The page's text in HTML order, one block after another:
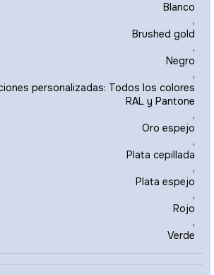
Blanco
,
Brushed gold
,
Negro
,
personalizadas: Todos los colores
RAL y Pantone
,
Oro espejo
,
Plata cepillada
,
Plata espejo
,
Rojo
,
Verde